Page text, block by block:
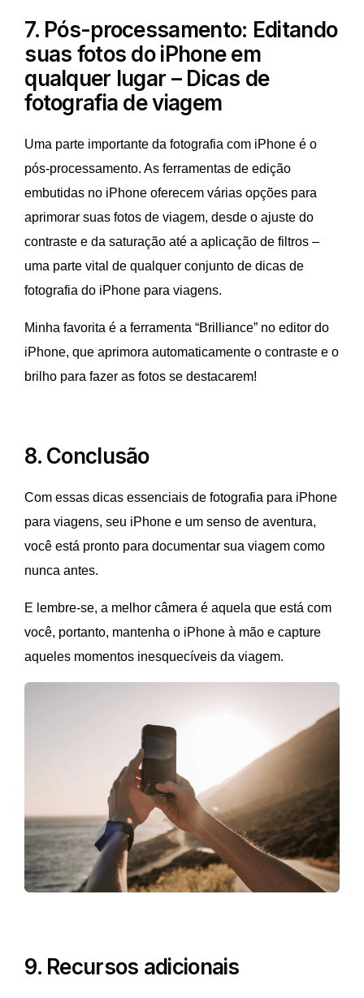
7. Pós-processamento: Editando
suas fotos do iPhone em
qualquer lugar – Dicas de
fotografia de viagem
Uma parte importante da fotografia com iPhone é o
pós-processamento. As ferramentas de edição
embutidas no iPhone oferecem várias opções para
aprimorar suas fotos de viagem, desde o ajuste do
contraste e da saturação até a aplicação de filtros –
uma parte vital de qualquer conjunto de dicas de
fotografia do iPhone para viagens.
Minha favorita é a ferramenta “Brilliance” no editor do
iPhone, que aprimora automaticamente o contraste e o
brilho para fazer as fotos se destacarem!
8. Conclusão
Com essas dicas essenciais de fotografia para iPhone
para viagens, seu iPhone e um senso de aventura,
você está pronto para documentar sua viagem como
nunca antes.
E lembre-se, a melhor câmera é aquela que está com
você, portanto, mantenha o iPhone à mão e capture
aqueles momentos inesquecíveis da viagem.
9. Recursos adicionais